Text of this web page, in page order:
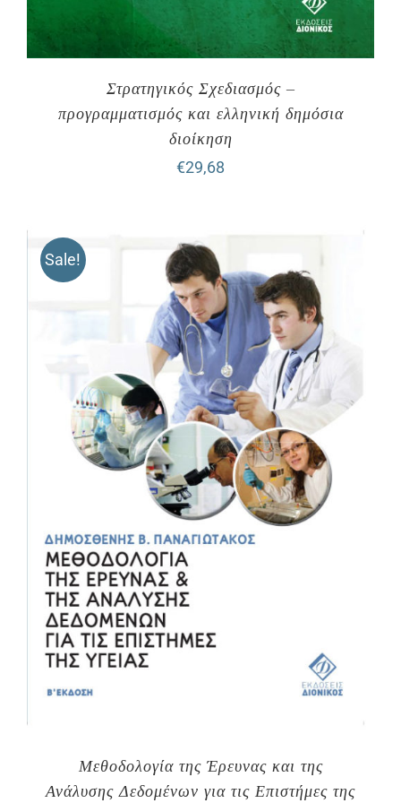
Στρατηγικός Σχεδιασμός –
προγραμματισμός και ελληνική δημόσια
διοίκηση
€29,68
Sale!
Μεθοδολογία της Έρευνας και της
Ανάλυσης Δεδομένων για τις Επιστήμες της